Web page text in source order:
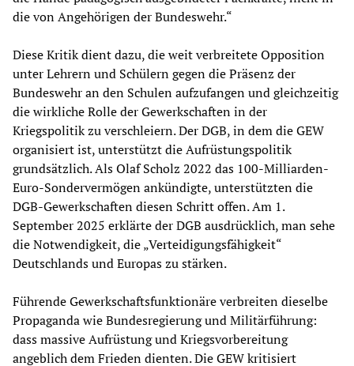
die von Angehörigen der Bundeswehr.“
Diese Kritik dient dazu, die weit verbreitete Opposition
unter Lehrern und Schülern gegen die Präsenz der
Bundeswehr an den Schulen aufzufangen und gleichzeitig
die wirkliche Rolle der Gewerkschaften in der
Kriegspolitik zu verschleiern. Der DGB, in dem die GEW
organisiert ist, unterstützt die Aufrüstungspolitik
grundsätzlich. Als Olaf Scholz 2022 das 100-Milliarden-
Euro-Sondervermögen ankündigte, unterstützten die
DGB-Gewerkschaften diesen Schritt offen. Am 1.
September 2025 erklärte der DGB ausdrücklich, man sehe
die Notwendigkeit, die „Verteidigungsfähigkeit“
Deutschlands und Europas zu stärken.
Führende Gewerkschaftsfunktionäre verbreiten dieselbe
Propaganda wie Bundesregierung und Militärführung:
dass massive Aufrüstung und Kriegsvorbereitung
angeblich dem Frieden dienten. Die GEW kritisiert